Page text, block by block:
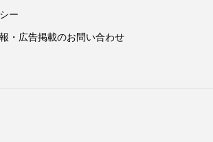
ー
・広告掲載のお問い合わせ